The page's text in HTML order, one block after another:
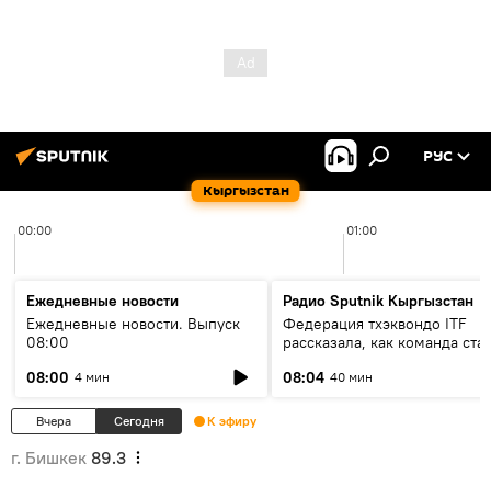
Кыргызстан
РУС
00:00 01:00
Ежедневные новости
Ежедневные новости. Выпуск
08:00
08:00 4 мин
Радио Sputnik Кыргызстан
Федерация тхэквондо ITF
рассказала, как команда
08:04 40 мин
Вчера Сегодня К эфиру
г. Бишкек 89.3